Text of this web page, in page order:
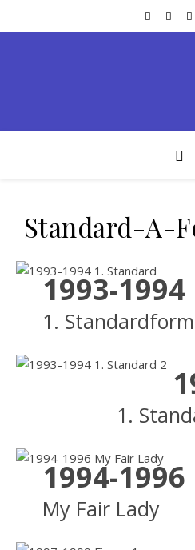
Standard-A-
1993-1994
1.
1.
1994-1996
My Fair Lady